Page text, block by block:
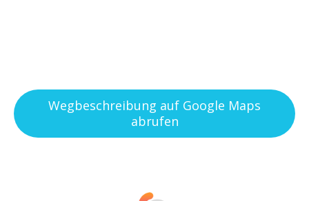
Wegbeschreibung auf Google Maps
abrufen